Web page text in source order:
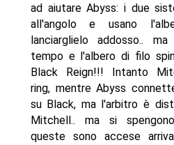
ad aiutare Abyss: i due
all'angolo e usano
lanciarglielo addosso..
tempo e l'albero di filo
Black Reign!!! Intanto
ring, mentre Abyss
su Black, ma l'arbitro è
Mitchell.. ma si
queste sono accese